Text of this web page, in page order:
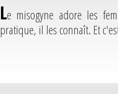
Le misogyne adore les
pratique, il les connaît. Et